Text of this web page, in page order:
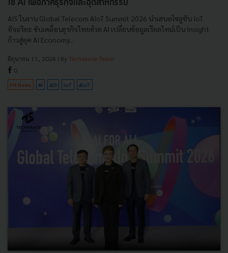
ใช้ AI เพื่อภาคธุรกิจและอุตสาหกรรม
AIS ในงาน Global Telecom AIoT Summit 2026 นำเสนอโซลูชัน IoT
อัจฉริยะ ขับเคลื่อนธุรกิจไทยด้วย AI เปลี่ยนข้อมูลเรียลไทม์เป็น Insight
ก้าวสู่ยุค AI Economy...
มิถุนายน 11, 2026 | By Techsauce Team
0
PR News AI AIS IoT AIoT